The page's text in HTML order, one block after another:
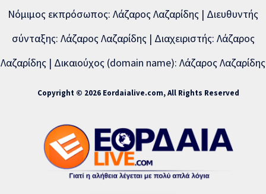
Νόμιμος εκπρόσωπος: Λάζαρος Λαζαρίδης | Διευθυντής
σύνταξης: Λάζαρος Λαζαρίδης | Διαχειριστής: Λάζαρος
Λαζαρίδης | Δικαιούχος (domain name): Λάζαρος Λαζαρίδης
Copyright © 2026 Eordaialive.com, All Rights Reserved